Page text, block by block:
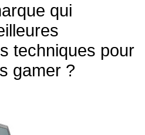
que qui
illeures
techniques pour
gamer ?